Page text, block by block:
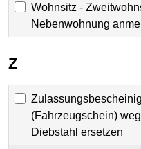
Wohnsitz -
Nebenwohnung
Z
(Fahrzeugschein)
Diebstahl ersetzen